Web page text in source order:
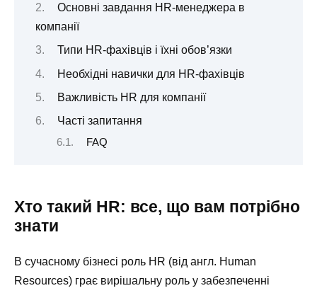
Основні завдання HR-менеджера в
компанії
Типи HR-фахівців і їхні обов’язки
Необхідні навички для HR-фахівців
Важливість HR для компанії
Часті запитання
FAQ
Хто такий HR: все, що вам потрібно
знати
В сучасному бізнесі роль HR (від англ. Human
Resources) грає вирішальну роль у забезпеченні